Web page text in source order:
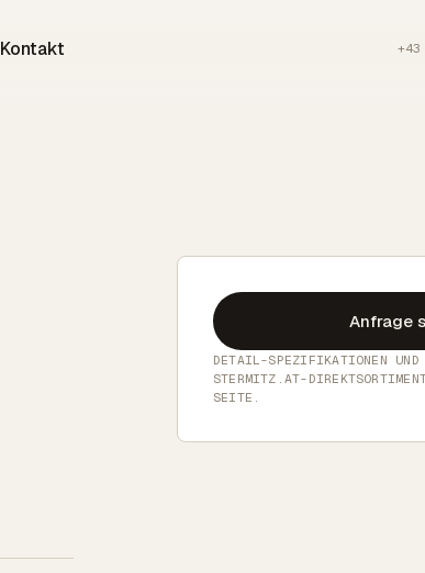
Kontakt
Anfrage
DETAIL-SPEZIFIKATIONEN UND
STERMITZ.AT-
SEITE.